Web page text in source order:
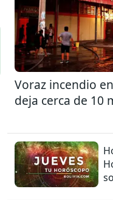
Voraz incendio
deja cerca de 10